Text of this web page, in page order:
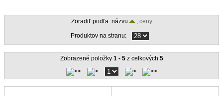
Zoradiť podľa: názvu , ceny
Produktov na stranu:
Zobrazené položky 1 - 5z celkových 5